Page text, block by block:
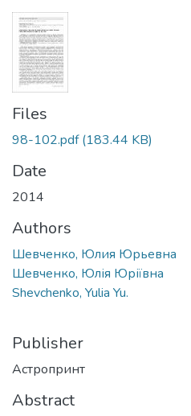
Files
98-102.pdf(183.44 KB)
Date
2014
Authors
Шевченко, Юлия Юрьевна
Шевченко, Юлія Юріївна
Shevchenko, Yulia Yu.
Publisher
Астропринт
Abstract